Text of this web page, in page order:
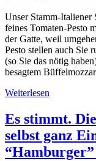
Unser Stamm-Italiener
feines Tomaten-Pesto
der Gatte, weil
Pesto stellen auch Sie
(so Sie das nötig
besagtem
Weiterlesen
Es stimmt.
selbst ganz